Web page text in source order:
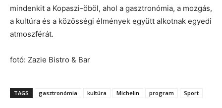
mindenkit a Kopaszi-öböl, ahol a gasztronómia, a mozgás,
a kultúra és a közösségi élmények együtt alkotnak egyedi
atmoszférát.
fotó: Zazie Bistro & Bar
TAGS gasztronómia kultúra Michelin program Sport